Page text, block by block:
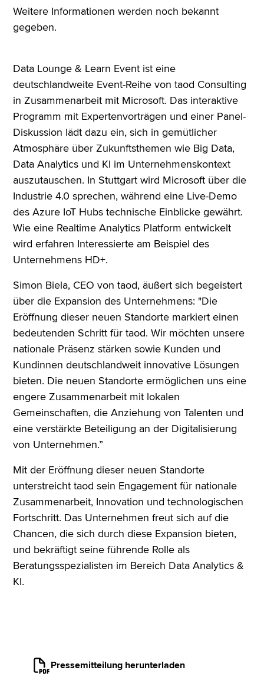
Weitere Informationen werden noch bekannt
gegeben.
Data Lounge & Learn Event ist eine
deutschlandweite Event-Reihe von taod Consulting
in Zusammenarbeit mit Microsoft. Das interaktive
Programm mit Expertenvorträgen und einer Panel-
Diskussion lädt dazu ein, sich in gemütlicher
Atmosphäre über Zukunftsthemen wie Big Data,
Data Analytics und KI im Unternehmenskontext
auszutauschen. In Stuttgart wird Microsoft über die
Industrie 4.0 sprechen, während eine Live-Demo
des Azure IoT Hubs technische Einblicke gewährt.
Wie eine Realtime Analytics Platform entwickelt
wird erfahren Interessierte am Beispiel des
Unternehmens HD+.
Simon Biela, CEO von taod, äußert sich begeistert
über die Expansion des Unternehmens: "Die
Eröffnung dieser neuen Standorte markiert einen
bedeutenden Schritt für taod. Wir möchten unsere
nationale Präsenz stärken sowie Kunden und
Kundinnen deutschlandweit innovative Lösungen
bieten. Die neuen Standorte ermöglichen uns eine
engere Zusammenarbeit mit lokalen
Gemeinschaften, die Anziehung von Talenten und
eine verstärkte Beteiligung an der Digitalisierung
von Unternehmen.”
Mit der Eröffnung dieser neuen Standorte
unterstreicht taod sein Engagement für nationale
Zusammenarbeit, Innovation und technologischen
Fortschritt. Das Unternehmen freut sich auf die
Chancen, die sich durch diese Expansion bieten,
und bekräftigt seine führende Rolle als
Beratungsspezialisten im Bereich Data Analytics &
KI.
Pressemitteilung herunterladen